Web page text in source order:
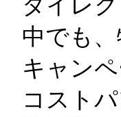
中でも
キャン
コスト